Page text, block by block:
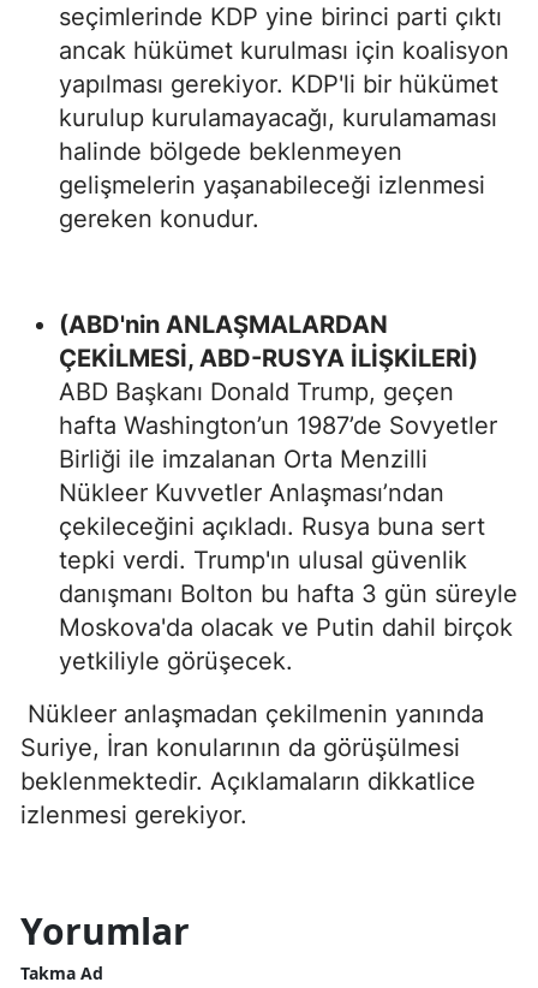
seçimlerinde KDP yine birinci parti çıktı
ancak hükümet kurulması için koalisyon
yapılması gerekiyor. KDP'li bir hükümet
kurulup kurulamayacağı, kurulamaması
halinde bölgede beklenmeyen
gelişmelerin yaşanabileceği izlenmesi
gereken konudur.
(ABD'nin ANLAŞMALARDAN
ÇEKİLMESİ, ABD-RUSYA İLİŞKİLERİ)
ABD Başkanı Donald Trump, geçen
hafta Washington’un 1987’de Sovyetler
Birliği ile imzalanan Orta Menzilli
Nükleer Kuvvetler Anlaşması’ndan
çekileceğini açıkladı. Rusya buna sert
tepki verdi. Trump'ın ulusal güvenlik
danışmanı Bolton bu hafta 3 gün süreyle
Moskova'da olacak ve Putin dahil birçok
yetkiliyle görüşecek.
Nükleer anlaşmadan çekilmenin yanında
Suriye, İran konularının da görüşülmesi
beklenmektedir. Açıklamaların dikkatlice
izlenmesi gerekiyor.
Yorumlar
Takma Ad